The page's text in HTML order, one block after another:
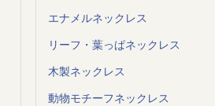
エナメルネックレス
リーフ・葉っぱネックレス
木製ネックレス
動物モチーフネックレス